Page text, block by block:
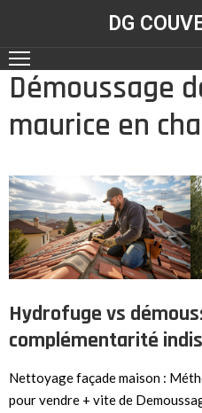
DG
ACCUEIL
NOS
RÉALISATIONS
CONTACT
NOS
SERVICES
Démoussage
maurice en
Hydrofuge vs
complémentarité
Nettoyage façade maison :
pour vendre + vite de